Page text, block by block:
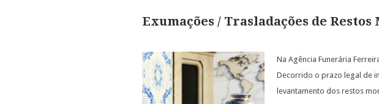
Exumações / Trasladações de
Na Agência Funerária
Decorrido o prazo legal de
levantamento dos restos